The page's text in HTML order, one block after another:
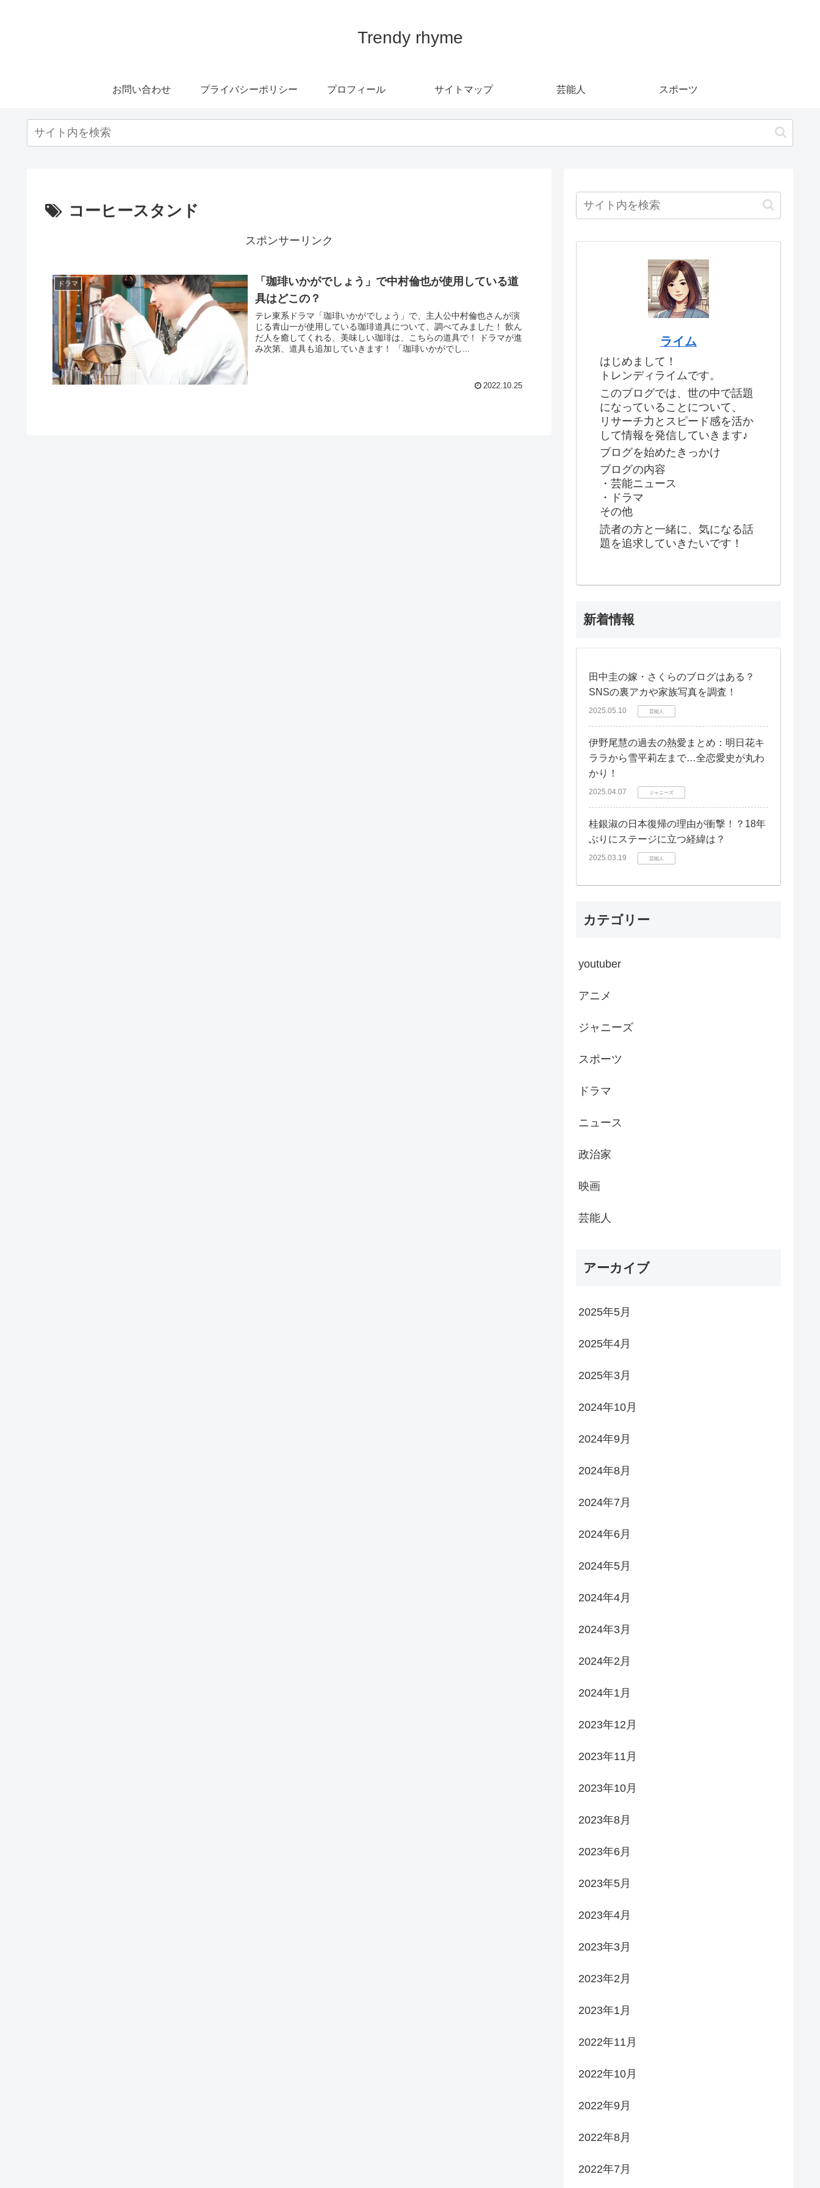
Trendy rhyme
お問い合わせ プライバシーポリシー プロフィール サイトマップ 芸能人 スポーツ
コーヒースタンド
スポンサーリンク
ドラマ
「珈琲いかがでしょう」で中村倫也が使用している道
具はどこの？
テレ東系ドラマ「珈琲いかがでしょう」で、主人公中村倫也さんが演
じる青山一が使用している珈琲道具について、調べてみました！ 飲ん
だ人を癒してくれる、美味しい珈琲は、こちらの道具で！ ドラマが進
み次第、道具も追加していきます！ 「珈琲いかがでし...
2022.10.25
ライム
はじめまして！
トレンディライムです。
このブログでは、世の中で話題
になっていることについて、
リサーチ力とスピード感を活か
して情報を発信していきます♪
ブログを始めたきっかけ
ブログの内容
・芸能ニュース
・ドラマ
その他
読者の方と一緒に、気になる話
題を追求していきたいです！
新着情報
田中圭の嫁・さくらのブログはある？
SNSの裏アカや家族写真を調査！
2025.05.10 芸能人
伊野尾慧の過去の熱愛まとめ：明日花キ
ララから雪平莉左まで…全恋愛史が丸わ
かり！
2025.04.07 ジャニーズ
桂銀淑の日本復帰の理由が衝撃！？18年
ぶりにステージに立つ経緯は？
2025.03.19 芸能人
カテゴリー
youtuber
アニメ
ジャニーズ
スポーツ
ドラマ
ニュース
政治家
映画
芸能人
アーカイブ
2025年5月
2025年4月
2025年3月
2024年10月
2024年9月
2024年8月
2024年7月
2024年6月
2024年5月
2024年4月
2024年3月
2024年2月
2024年1月
2023年12月
2023年11月
2023年10月
2023年8月
2023年6月
2023年5月
2023年4月
2023年3月
2023年2月
2023年1月
2022年11月
2022年10月
2022年9月
2022年8月
2022年7月